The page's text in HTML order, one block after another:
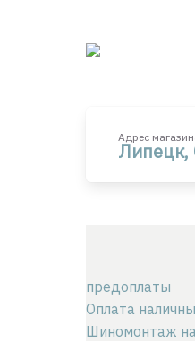
Адрес
Липецк,
предоплаты
Оплата
Шиномонтаж